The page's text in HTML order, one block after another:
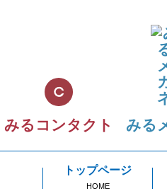
みるコンタクト みる
トップページ
HOME